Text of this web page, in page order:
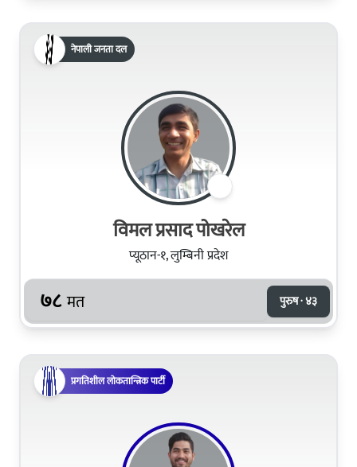
नेपाली जनता दल
विमल प्रसाद पोखरेल
प्यूठान-१, लुम्बिनी प्रदेश
७८ मत पुरुष · ४३
प्रगतिशील लोकतान्त्रिक पार्टी